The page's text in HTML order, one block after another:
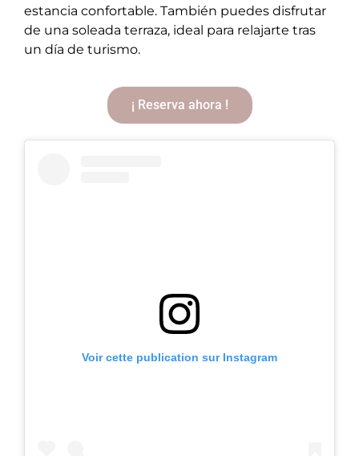
estancia confortable. También puedes disfrutar
de una soleada terraza, ideal para relajarte tras
un día de turismo.
¡ Reserva ahora !
Voir cette publication sur Instagram